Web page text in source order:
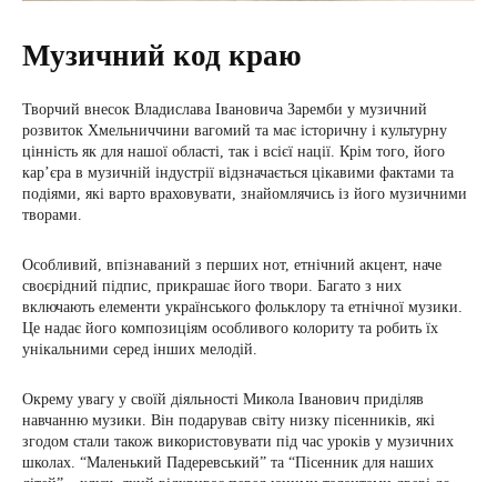
Музичний код краю
Творчий внесок Владислава Івановича Заремби у музичний
розвиток Хмельниччини вагомий та має історичну і культурну
цінність як для нашої області, так і всієї нації. Крім того, його
кар’єра в музичній індустрії відзначається цікавими фактами та
подіями, які варто враховувати, знайомлячись із його музичними
творами.
Особливий, впізнаваний з перших нот, етнічний акцент, наче
своєрідний підпис, прикрашає його твори. Багато з них
включають елементи українського фольклору та етнічної музики.
Це надає його композиціям особливого колориту та робить їх
унікальними серед інших мелодій.
Окрему увагу у своїй діяльності Микола Іванович приділяв
навчанню музики. Він подарував світу низку пісенників, які
згодом стали також використовувати під час уроків у музичних
школах. “Маленький Падеревський” та “Пісенник для наших